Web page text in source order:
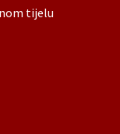
tijelu